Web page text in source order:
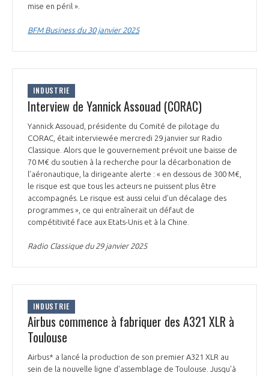
MÉDIATION ET CHARTE D’ENGAGEMENT SUR LES RELATIONS ENTRE
LA MÉDIATION AU-DELÀ DE LA FILIÈRE AÉRONAUTIQUE ET SPATIALE
PRENDRE CONTACT AVEC LE MÉDIATEUR DE LA FILIÈRE
CHIFFRES CLÉS
LES ENJEUX
COMPÉTITIVITÉ
EMPLOI & FORMATION
ENVIRONNEMENT
INNOVATION
LES PUBLICATIONS
DOCUMENTS & BROCHURES
RAPPORTS D'ACTIVITÉS
mise en péril ».
BFM Business du 30 janvier 2025
INDUSTRIE
Interview de Yannick Assouad (CORAC)
Yannick Assouad, présidente du Comité de pilotage du
CORAC, était interviewée mercredi 29 janvier sur Radio
Classique. Alors que le gouvernement prévoit une baisse de
70 M€ du soutien à la recherche pour la décarbonation de
l’aéronautique, la dirigeante alerte : « en dessous de 300 M€,
le risque est que tous les acteurs ne puissent plus être
accompagnés. Le risque est aussi celui d’un décalage des
programmes », ce qui entraînerait un défaut de
compétitivité face aux Etats-Unis et à la Chine.
Radio Classique du 29 janvier 2025
INDUSTRIE
Airbus commence à fabriquer des A321 XLR à
Toulouse
Airbus* a lancé la production de son premier A321 XLR au
sein de la nouvelle ligne d'assemblage de Toulouse. Jusqu'à